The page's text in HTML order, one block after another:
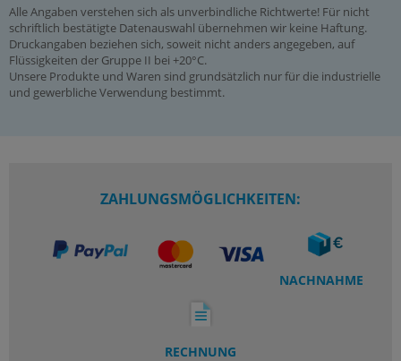
Alle Angaben verstehen sich als unverbindliche Richtwerte! Für nicht
schriftlich bestätigte Datenauswahl übernehmen wir keine Haftung.
Druckangaben beziehen sich, soweit nicht anders angegeben, auf
Flüssigkeiten der Gruppe II bei +20°C.
Unsere Produkte und Waren sind grundsätzlich nur für die industrielle
und gewerbliche Verwendung bestimmt.
ZAHLUNGSMÖGLICHKEITEN:
NACHNAHME
RECHNUNG